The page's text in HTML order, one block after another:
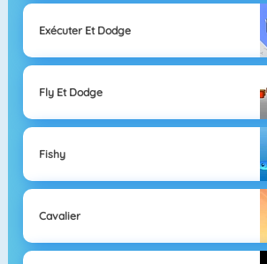
Exécuter Et Dodge
Fly Et Dodge
Fishy
Cavalier